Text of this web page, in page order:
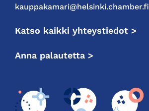
kauppakamari@helsinki.chamber.fi
Katso kaikki yhteystiedot >
Anna palautetta >